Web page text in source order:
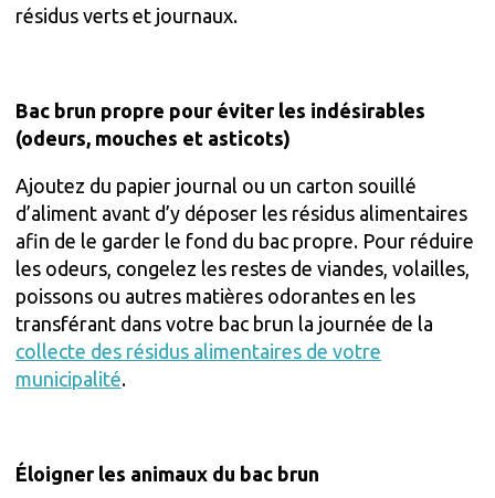
résidus verts et journaux.
Bac brun propre pour éviter les indésirables
(odeurs, mouches et asticots)
Ajoutez du papier journal ou un carton souillé
d’aliment avant d’y déposer les résidus alimentaires
afin de le garder le fond du bac propre. Pour réduire
les odeurs, congelez les restes de viandes, volailles,
poissons ou autres matières odorantes en les
transférant dans votre bac brun la journée de la
collecte des résidus alimentaires de votre
municipalité.
Éloigner les animaux du bac brun